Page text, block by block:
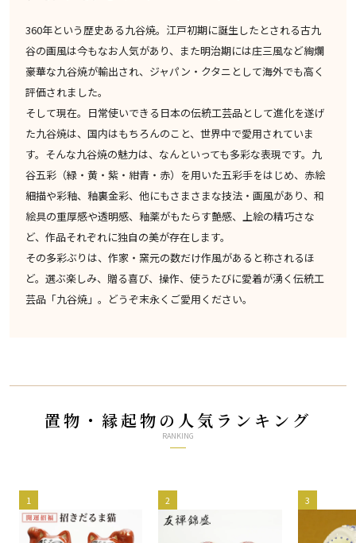
360年という歴史ある九谷焼。江戸初期に誕生したとされる古九
谷の画風は今もなお人気があり、また明治期には庄三風など絢爛
豪華な九谷焼が輸出され、ジャパン・クタニとして海外でも高く
評価されました。
そして現在。日常使いできる日本の伝統工芸品として進化を遂げ
た九谷焼は、国内はもちろんのこと、世界中で愛用されていま
す。そんな九谷焼の魅力は、なんといっても多彩な表現です。九
谷五彩（緑・黄・紫・紺青・赤）を用いた五彩手をはじめ、赤絵
細描や彩釉、釉裏金彩、他にもさまさまな技法・画風があり、和
絵具の重厚感や透明感、釉薬がもたらす艶感、上絵の精巧さな
ど、作品それぞれに独自の美が存在します。
その多彩ぶりは、作家・窯元の数だけ作風があると称されるほ
ど。選ぶ楽しみ、贈る喜び、操作、使うたびに愛着が湧く伝統工
芸品「九谷焼」。どうぞ末永くご愛用ください。
置物・縁起物の人気ランキング
RANKING
1 2 3